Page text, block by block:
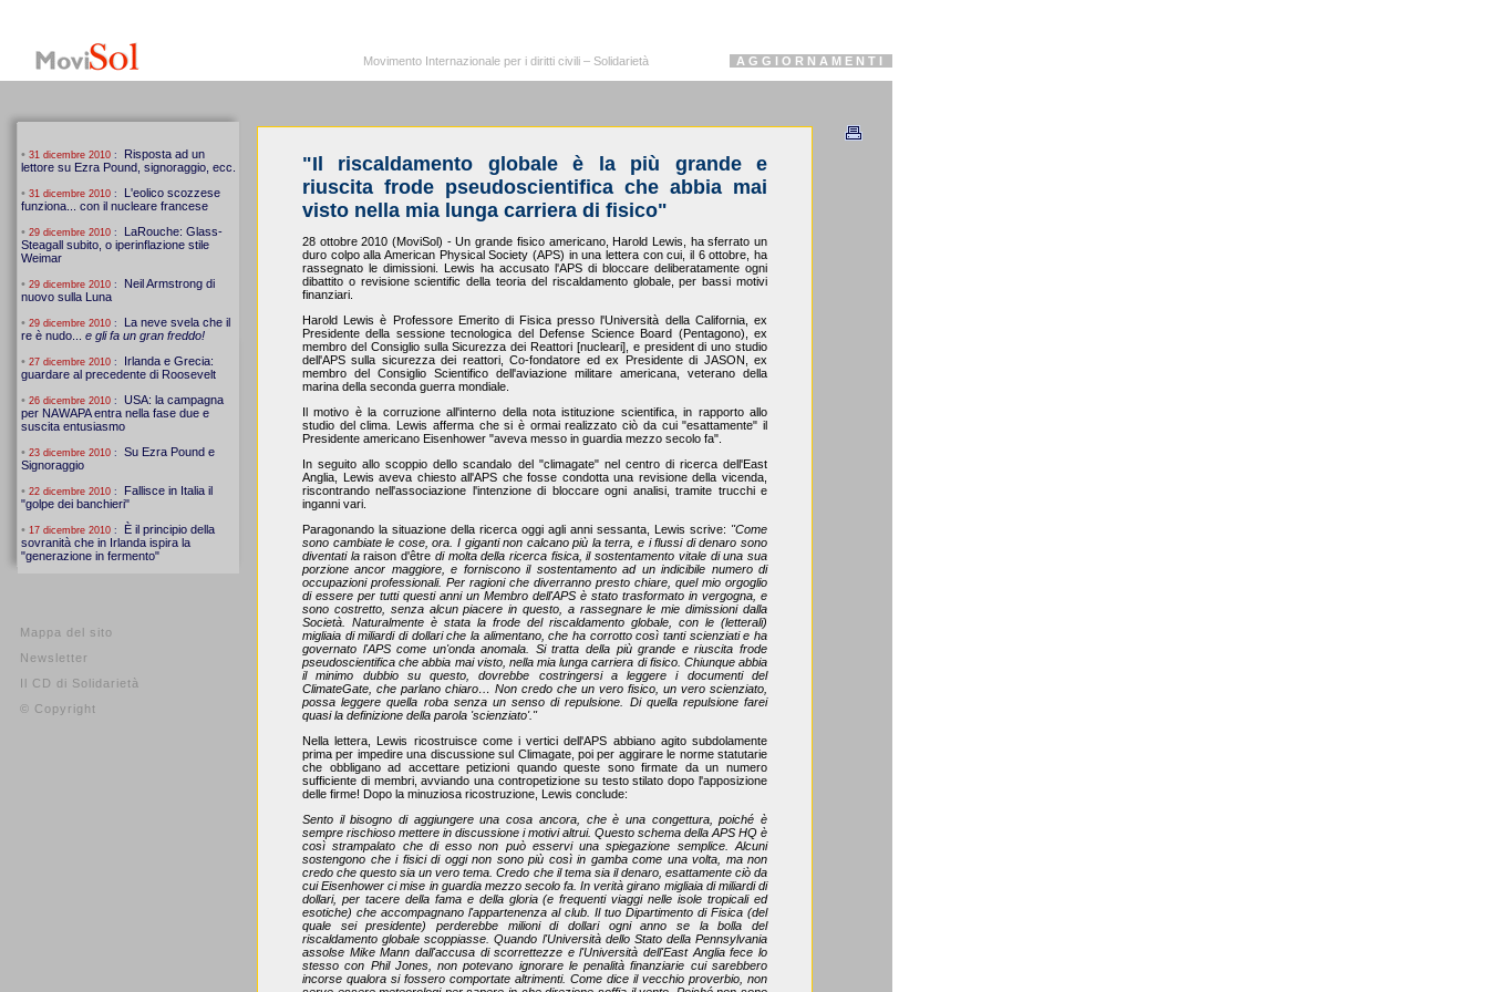
Mappa del sito
Newsletter
Il CD di Solidarietà
© Copyright
Movimento Internazionale per i diritti civili – Solidarietà A G G I O R N A M E N T I
"Il riscaldamento globale è la più grande e
riuscita frode pseudoscientifica che abbia mai
visto nella mia lunga carriera di fisico"
28 ottobre 2010 (MoviSol) - Un grande fisico americano, Harold Lewis, ha sferrato un
duro colpo alla American Physical Society (APS) in una lettera con cui, il 6 ottobre, ha
rassegnato le dimissioni. Lewis ha accusato l'APS di bloccare deliberatamente ogni
dibattito o revisione scientific della teoria del riscaldamento globale, per bassi motivi
finanziari.
Harold Lewis è Professore Emerito di Fisica presso l'Università della California, ex
Presidente della sessione tecnologica del Defense Science Board (Pentagono), ex
membro del Consiglio sulla Sicurezza dei Reattori [nucleari], e president di uno studio
dell'APS sulla sicurezza dei reattori, Co-fondatore ed ex Presidente di JASON, ex
membro del Consiglio Scientifico dell'aviazione militare americana, veterano della
marina della seconda guerra mondiale.
Il motivo è la corruzione all'interno della nota istituzione scientifica, in rapporto allo
studio del clima. Lewis afferma che si è ormai realizzato ciò da cui "esattamente" il
Presidente americano Eisenhower "aveva messo in guardia mezzo secolo fa".
In seguito allo scoppio dello scandalo del "climagate" nel centro di ricerca dell'East
Anglia, Lewis aveva chiesto all'APS che fosse condotta una revisione della vicenda,
riscontrando nell'associazione l'intenzione di bloccare ogni analisi, tramite trucchi e
inganni vari.
Paragonando la situazione della ricerca oggi agli anni sessanta, Lewis scrive: "Come
sono cambiate le cose, ora. I giganti non calcano più la terra, e i flussi di denaro sono
diventati laraison d'être di molta della ricerca fisica, il sostentamento vitale di una sua
porzione ancor maggiore, e forniscono il sostentamento ad un indicibile numero di
occupazioni professionali. Per ragioni che diverranno presto chiare, quel mio orgoglio
di essere per tutti questi anni un Membro dell'APS è stato trasformato in vergogna, e
sono costretto, senza alcun piacere in questo, a rassegnare le mie dimissioni dalla
Società. Naturalmente è stata la frode del riscaldamento globale, con le (letterali)
migliaia di miliardi di dollari che la alimentano, che ha corrotto così tanti scienziati e ha
governato l'APS come un'onda anomala. Si tratta della più grande e riuscita frode
pseudoscientifica che abbia mai visto, nella mia lunga carriera di fisico. Chiunque abbia
il minimo dubbio su questo, dovrebbe costringersi a leggere i documenti del
ClimateGate, che parlano chiaro… Non credo che un vero fisico, un vero scienziato,
possa leggere quella roba senza un senso di repulsione. Di quella repulsione farei
quasi la definizione della parola 'scienziato'."
Nella lettera, Lewis ricostruisce come i vertici dell'APS abbiano agito subdolamente
prima per impedire una discussione sul Climagate, poi per aggirare le norme statutarie
che obbligano ad accettare petizioni quando queste sono firmate da un numero
sufficiente di membri, avviando una contropetizione su testo stilato dopo l'apposizione
delle firme! Dopo la minuziosa ricostruzione, Lewis conclude:
Sento il bisogno di aggiungere una cosa ancora, che è una congettura, poiché è
sempre rischioso mettere in discussione i motivi altrui. Questo schema della APS HQ è
così strampalato che di esso non può esservi una spiegazione semplice. Alcuni
sostengono che i fisici di oggi non sono più così in gamba come una volta, ma non
credo che questo sia un vero tema. Credo che il tema sia il denaro, esattamente ciò da
cui Eisenhower ci mise in guardia mezzo secolo fa. In verità girano migliaia di miliardi di
dollari, per tacere della fama e della gloria (e frequenti viaggi nelle isole tropicali ed
esotiche) che accompagnano l'appartenenza al club. Il tuo Dipartimento di Fisica (del
quale sei presidente) perderebbe milioni di dollari ogni anno se la bolla del
riscaldamento globale scoppiasse. Quando l'Università dello Stato della Pennsylvania
assolse Mike Mann dall'accusa di scorrettezze e l'Università dell'East Anglia fece lo
stesso con Phil Jones, non potevano ignorare le penalità finanziarie cui sarebbero
incorse qualora si fossero comportate altrimenti. Come dice il vecchio proverbio, non